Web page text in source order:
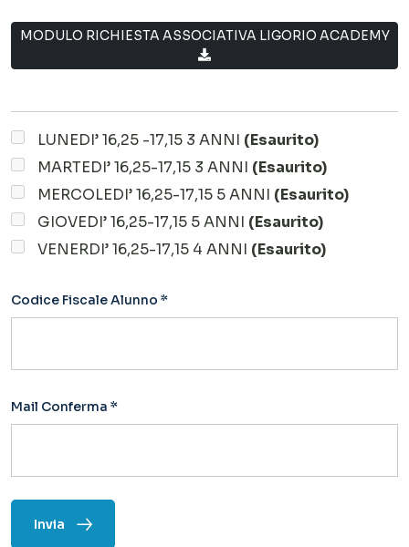
MODULO RICHIESTA ASSOCIATIVA LIGORIO ACADEMY
LUNEDI’ 16,25 -17,15 3 ANNI (Esaurito)
MARTEDI’ 16,25-17,15 3 ANNI (Esaurito)
MERCOLEDI’ 16,25-17,15 5 ANNI (Esaurito)
GIOVEDI’ 16,25-17,15 5 ANNI (Esaurito)
VENERDI’ 16,25-17,15 4 ANNI (Esaurito)
Codice Fiscale Alunno *
Mail Conferma *
Invia